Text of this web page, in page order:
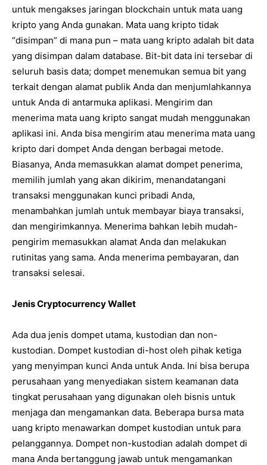
untuk mengakses jaringan blockchain untuk mata uang
kripto yang Anda gunakan. Mata uang kripto tidak
“disimpan” di mana pun – mata uang kripto adalah bit data
yang disimpan dalam database. Bit-bit data ini tersebar di
seluruh basis data; dompet menemukan semua bit yang
terkait dengan alamat publik Anda dan menjumlahkannya
untuk Anda di antarmuka aplikasi. Mengirim dan
menerima mata uang kripto sangat mudah menggunakan
aplikasi ini. Anda bisa mengirim atau menerima mata uang
kripto dari dompet Anda dengan berbagai metode.
Biasanya, Anda memasukkan alamat dompet penerima,
memilih jumlah yang akan dikirim, menandatangani
transaksi menggunakan kunci pribadi Anda,
menambahkan jumlah untuk membayar biaya transaksi,
dan mengirimkannya. Menerima bahkan lebih mudah-
pengirim memasukkan alamat Anda dan melakukan
rutinitas yang sama. Anda menerima pembayaran, dan
transaksi selesai.
Jenis Cryptocurrency Wallet
Ada dua jenis dompet utama, kustodian dan non-
kustodian. Dompet kustodian di-host oleh pihak ketiga
yang menyimpan kunci Anda untuk Anda. Ini bisa berupa
perusahaan yang menyediakan sistem keamanan data
tingkat perusahaan yang digunakan oleh bisnis untuk
menjaga dan mengamankan data. Beberapa bursa mata
uang kripto menawarkan dompet kustodian untuk para
pelanggannya. Dompet non-kustodian adalah dompet di
mana Anda bertanggung jawab untuk mengamankan